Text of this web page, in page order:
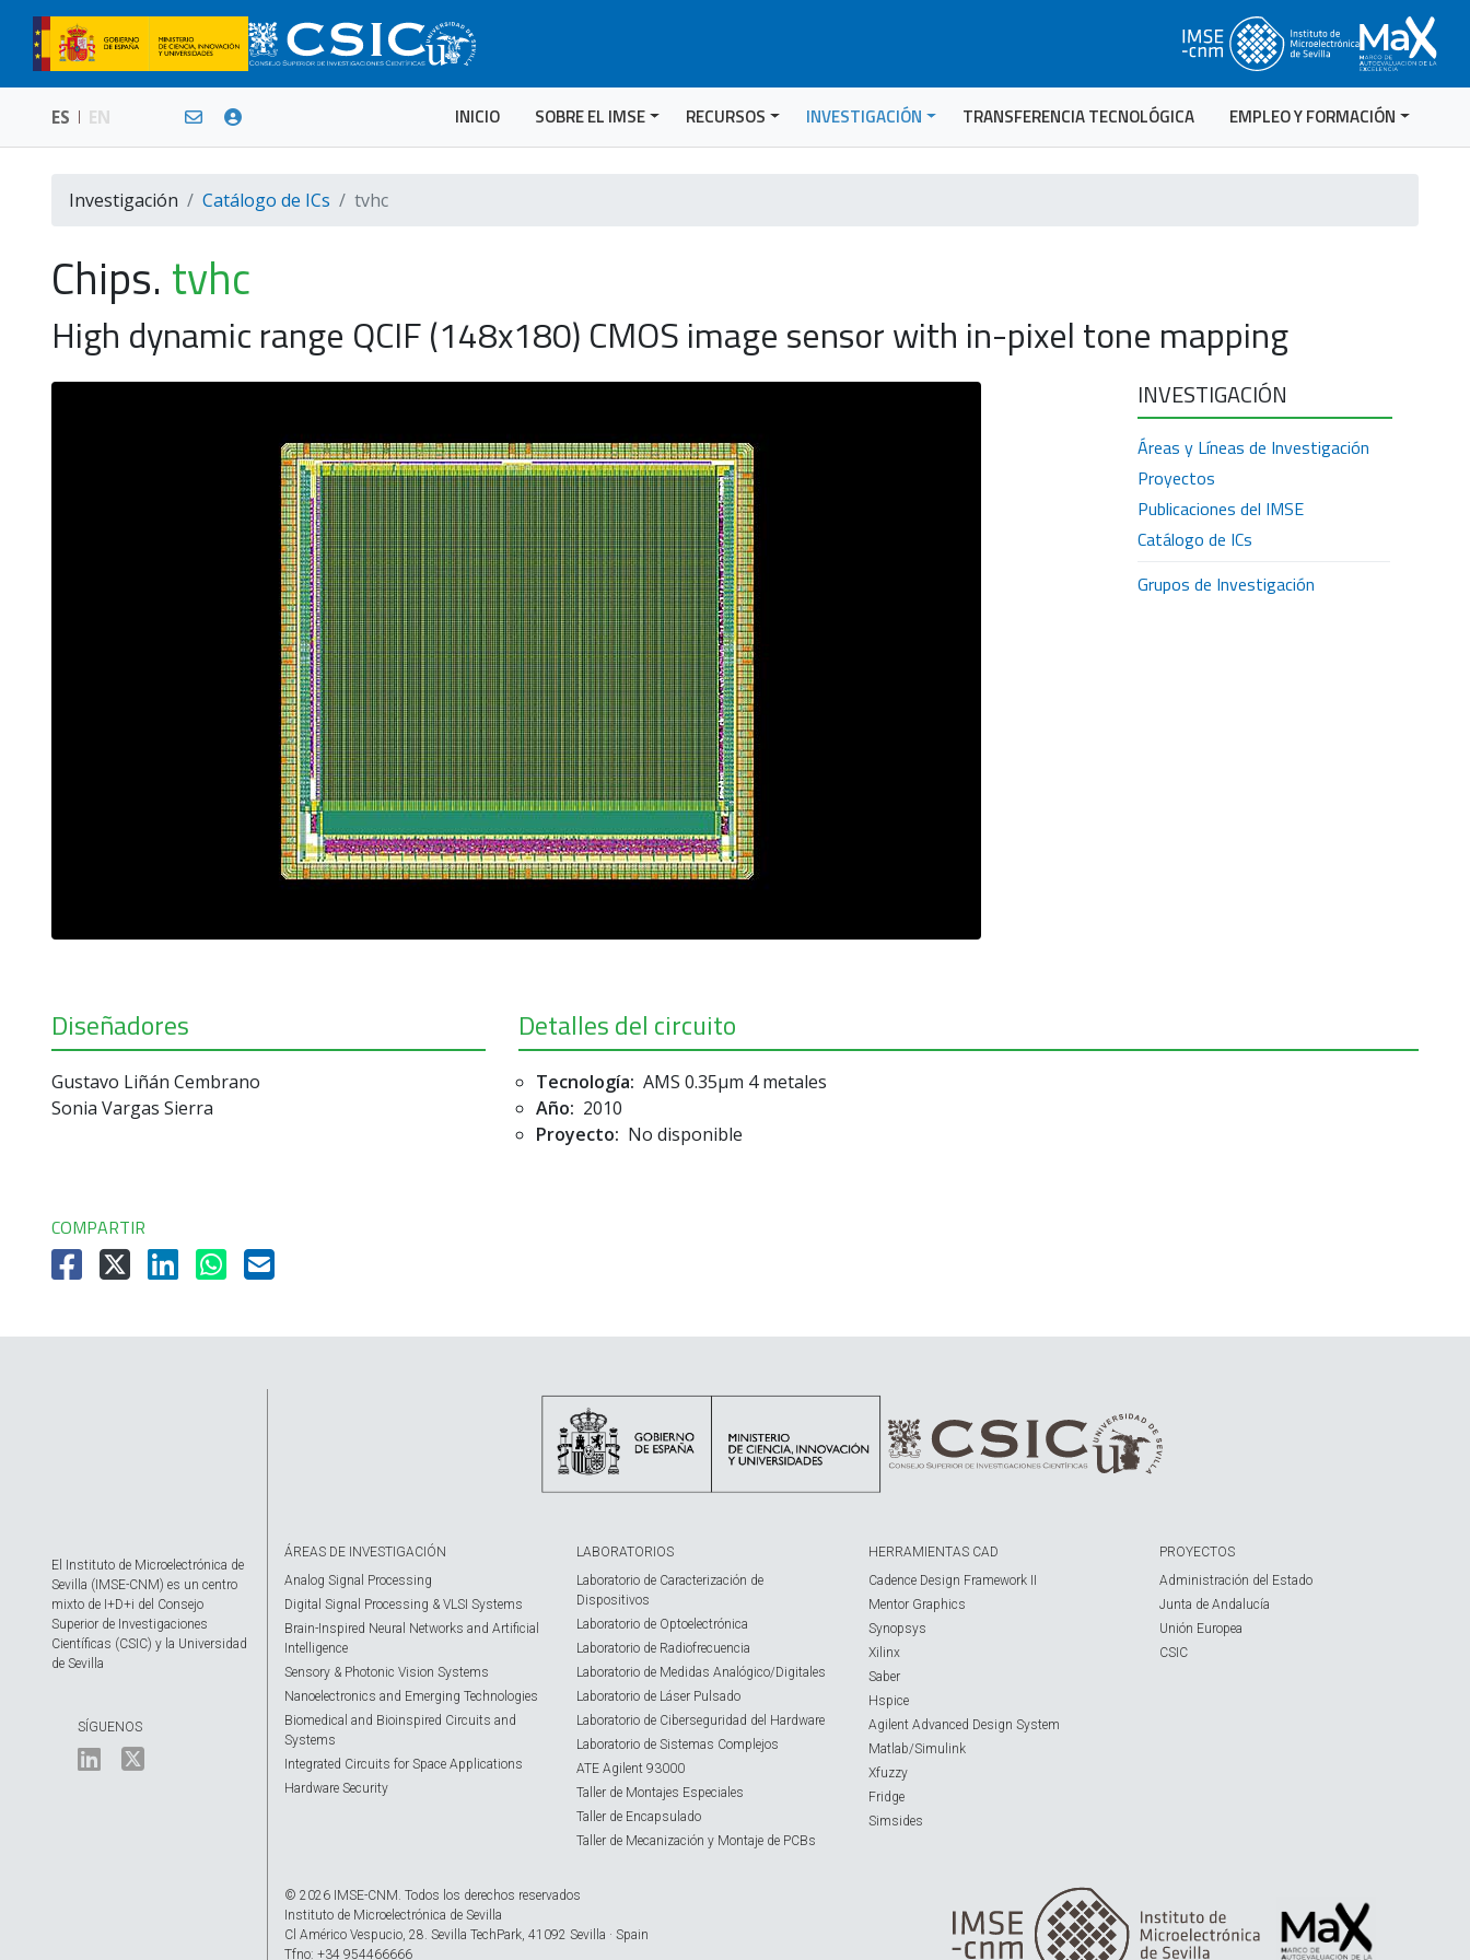
ES EN INICIO SOBRE EL IMSE RECURSOS INVESTIGACIÓN TRANSFERENCIA TECNOLÓGICA EMPLEO Y FORMACIÓN
Investigación Catálogo de ICs tvhc
Chips. tvhc
High dynamic range QCIF (148x180) CMOS image sensor with in-pixel tone mapping
INVESTIGACIÓN
Áreas y Líneas de Investigación
Proyectos
Publicaciones del IMSE
Catálogo de ICs
Grupos de Investigación
Diseñadores
Gustavo Liñán Cembrano
Sonia Vargas Sierra
Detalles del circuito
Tecnología: AMS 0.35µm 4 metales
Año: 2010
Proyecto: No disponible
COMPARTIR
El Instituto de Microelectrónica de
Sevilla (IMSE-CNM) es un centro
mixto de I+D+i del Consejo
Superior de Investigaciones
Científicas (CSIC) y la Universidad
de Sevilla
SÍGUENOS
ÁREAS DE INVESTIGACIÓN
Analog Signal Processing
Digital Signal Processing & VLSI Systems
Brain-Inspired Neural Networks and Artificial
Intelligence
Sensory & Photonic Vision Systems
Nanoelectronics and Emerging Technologies
Biomedical and Bioinspired Circuits and
Systems
Integrated Circuits for Space Applications
Hardware Security
LABORATORIOS
Laboratorio de Caracterización de
Dispositivos
Laboratorio de Optoelectrónica
Laboratorio de Radiofrecuencia
Laboratorio de Medidas Analógico/Digitales
Laboratorio de Láser Pulsado
Laboratorio de Ciberseguridad del Hardware
Laboratorio de Sistemas Complejos
ATE Agilent 93000
Taller de Montajes Especiales
Taller de Encapsulado
Taller de Mecanización y Montaje de PCBs
HERRAMIENTAS CAD
Cadence Design Framework II
Mentor Graphics
Synopsys
Xilinx
Saber
Hspice
Agilent Advanced Design System
Matlab/Simulink
Xfuzzy
Fridge
Simsides
PROYECTOS
Administración del Estado
Junta de Andalucía
Unión Europea
CSIC
© 2026 IMSE-CNM. Todos los derechos reservados
Instituto de Microelectrónica de Sevilla
Cl Américo Vespucio, 28. Sevilla TechPark, 41092 Sevilla · Spain
Tfno: +34 954466666